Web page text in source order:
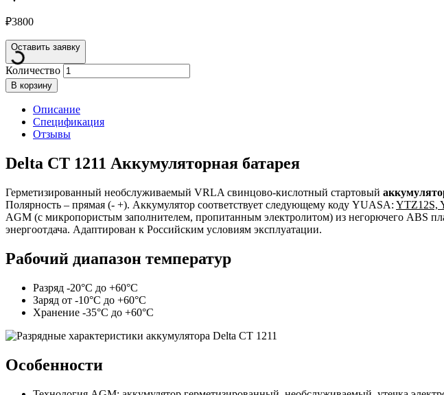
₽3800
Оставить заявку
Количество
В корзину
Описание
Спецификация
Отзывы
Delta CT 1211 Аккумуляторная батарея
Герметизированный необслуживаемый VRLA cвинцово-кислотный стартовый
Полярность – прямая (- +). Аккумулятор соответствует следующему коду YUASA: YTZ12S,
AGM (с микропористым заполнителем, пропитанным электролитом) из негорючего ABS
энергоотдача. Адаптирован к Российским условиям эксплуатации.
Рабочий диапазон температур
Разряд -20°С до +60°С
Заряд от -10°С до +60°С
Хранение -35°С до +60°С
Особенности